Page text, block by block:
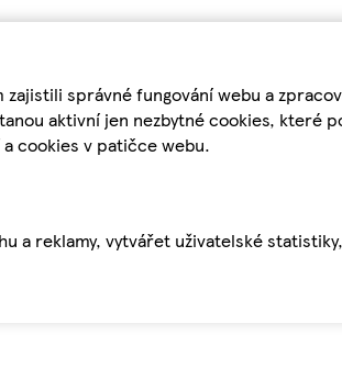
správné fungování webu a
aktivní jen nezbytné cookies, které
cookies v patičce webu.
a reklamy, vytvářet uživatelské